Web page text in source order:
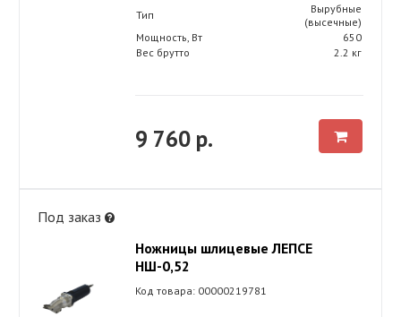
Тип
Вырубные
(высечные)
Мощность, Вт
650
Вес брутто
2.2 кг
9 760 р.
Под заказ
Ножницы шлицевые ЛЕПСЕ
НШ-0,52
Код товара: 00000219781